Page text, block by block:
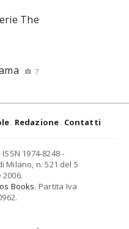
The
7
Redazione Contatti
ISSN 1974-8248 -
Milano, n. 521 del 5
Books. Partita Iva